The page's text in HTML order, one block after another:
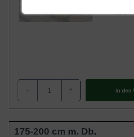
- + In den
175-200 cm m. Db.